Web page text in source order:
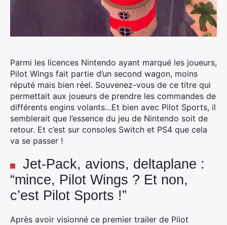
Parmi les licences Nintendo ayant marqué les joueurs,
Pilot Wings fait partie d’un second wagon, moins
réputé mais bien réel. Souvenez-vous de ce titre qui
permettait aux joueurs de prendre les commandes de
différents engins volants…Et bien avec Pilot Sports, il
semblerait que l’essence du jeu de Nintendo soit de
retour. Et c’est sur consoles Switch et PS4 que cela
va se passer !
Jet-Pack, avions, deltaplane :
“mince, Pilot Wings ? Et non,
c’est Pilot Sports !”
Après avoir visionné ce premier trailer de Pilot